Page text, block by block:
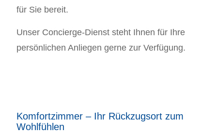
für Sie bereit.
Unser Concierge-Dienst steht Ihnen für Ihre
persönlichen Anliegen gerne zur Verfügung.
Komfortzimmer – Ihr Rückzugsort zum
Wohlfühlen